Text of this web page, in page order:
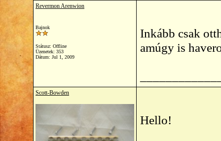
Revermon Arenwion
Bajnok
Státusz: Offline
Üzenetek: 353
Dátum: Jul 1, 2009
Inkább csak
amúgy is
Scott-Bowden
Hello!